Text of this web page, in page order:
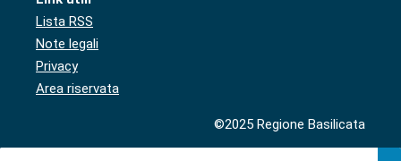
Lista RSS
Note legali
Privacy
Area riservata
©2025 Regione Basilicata